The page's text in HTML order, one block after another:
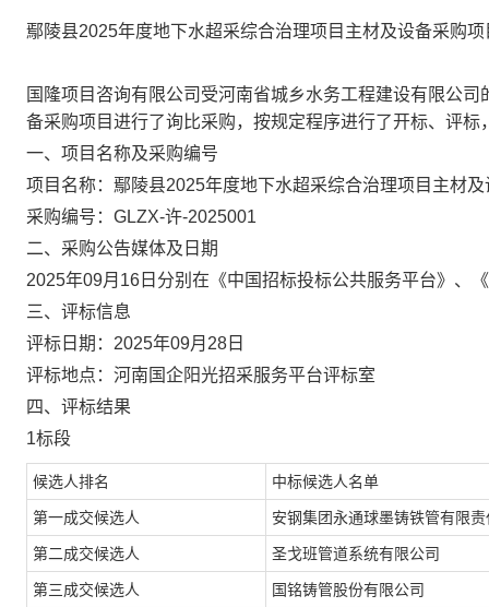
鄢陵县2025年度地下水超采综合治理项目主材及设备采购项
国隆项目咨询有限公司 受河南省城乡水务工程建设有限公司
备采购项目进行了询比采购，按规定程序进行了开标、评标
一、项目名称及采购编号
项目名称： 鄢陵县2025年度地下水超采综合治理项目主材
采购编号 ： GLZX-许-2025001
二、采购公告媒体及日期
2025年09月 16 日分别在《中国招标投标公共服务平台》 、
三、 评标信息
评标日期： 2025年09月 28 日
评标地点：河南国企阳光招采服务平台评标室
四、 评标结果
1标段
候选人排名 中标候选人名单
第一成交候选人 安钢集团永通球墨铸铁管有限
第二成交候选人 圣戈班管道系统有限公司
第三成交候选人 国铭铸管股份有限公司